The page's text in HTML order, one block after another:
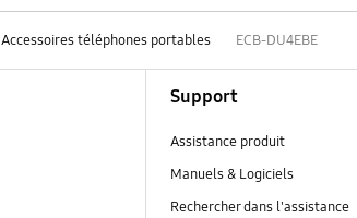
Accessoires téléphones portables ECB-DU4EBE
Support
Assistance produit
Manuels & Logiciels
Rechercher dans l'assistance